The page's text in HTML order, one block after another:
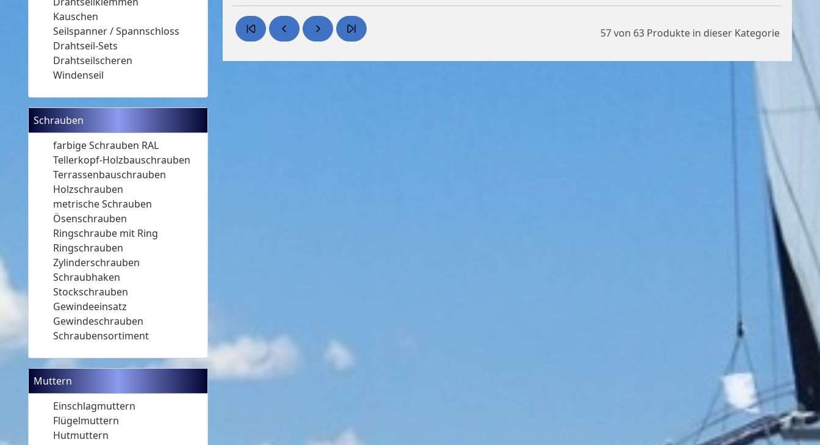
Kauschen
Seilspanner / Spannschloss
Drahtseil-Sets
Drahtseilscheren
Windenseil
Schrauben
farbige Schrauben RAL
Tellerkopf-Holzbauschrauben
Terrassenbauschrauben
Holzschrauben
metrische Schrauben
Ösenschrauben
Ringschraube mit Ring
Ringschrauben
Zylinderschrauben
Schraubhaken
Stockschrauben
Gewindeeinsatz
Gewindeschrauben
Schraubensortiment
Muttern
Einschlagmuttern
Flügelmuttern
Hutmuttern
57 von 63 Produkte in dieser Kategorie